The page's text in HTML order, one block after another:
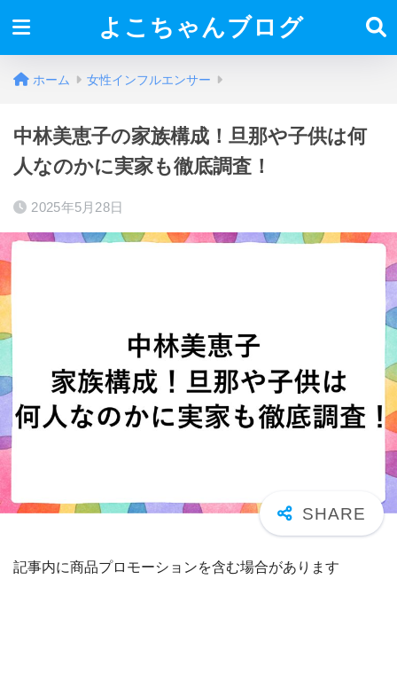
よこちゃんブログ
ホーム 女性インフルエンサー
中林美恵子の家族構成！旦那や子供は何
人なのかに実家も徹底調査！
2025年5月28日
記事内に商品プロモーションを含む場合があります